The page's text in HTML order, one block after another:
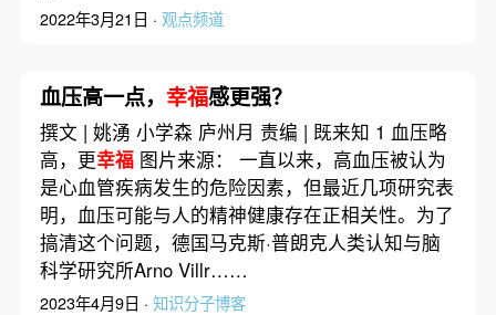
2022年3月21日 · 观点频道
血压高一点， 幸福感更强？
撰文 | 姚湧 小学森 庐州月 责编 | 既来知 1 血压略
高，更幸福‍‍‍‍‍‍‍‍‍‍‍‍‍‍‍‍ 图片来源： 一直以来，高血压被认为
是心血管疾病发生的危险因素，但最近几项研究表
明，血压可能与人的精神健康存在正相关性。为了
搞清这个问题，德国马克斯·普朗克人类认知与脑
科学研究所Arno Villr……
2023年4月9日 · 知识分子博客